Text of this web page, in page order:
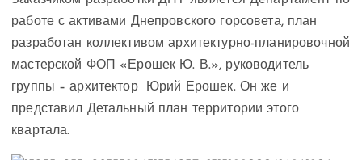
работе с активами Днепровского горсовета, план
разработан коллективом архитектурно-планировочной
мастерской ФОП «Ерошек Ю. В.», руководитель
группы – архитектор Юрий Ерошек. Он же и
представил Детальный план территории этого
квартала.